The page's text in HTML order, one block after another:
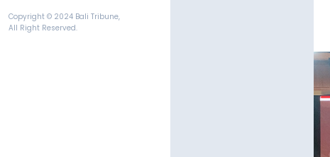
Copyright © 2024 Bali Tribune,
All Right Reserved.